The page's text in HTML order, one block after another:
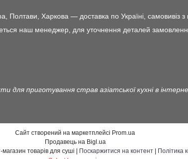
Харкова — доставка по Україні, самовивіз з
наш менеджер, для уточнення деталей замовлення
для приготування страв азіатської кухні в
Сайт створений на маркетплейсі Prom.ua
Продавець на Bigl.ua
Поскаржитися на контент
Політика